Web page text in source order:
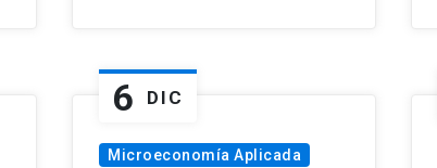
6 DIC
Microeconomía Aplicada